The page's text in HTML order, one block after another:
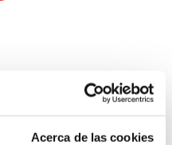
Acerca de las cookies